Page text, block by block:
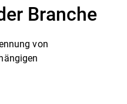
Branche
von